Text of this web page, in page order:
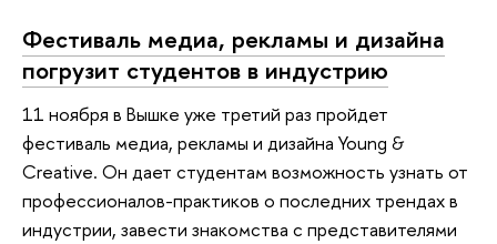
Фестиваль медиа, рекламы и дизайна
погрузит студентов в индустрию
11 ноября в Вышке уже третий раз пройдет
фестиваль медиа, рекламы и дизайна Young &
Creative. Он дает студентам возможность узнать от
профессионалов-практиков о последних трендах в
индустрии, завести знакомства с представителями